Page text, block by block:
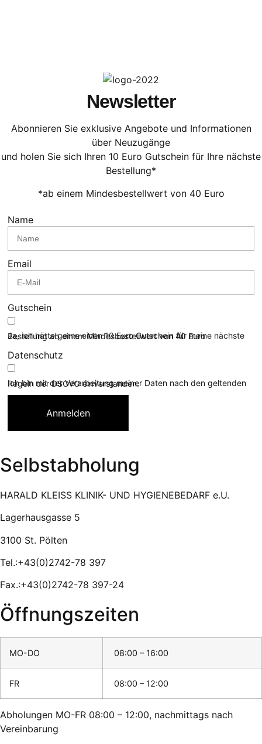
Newsletter
Abonnieren Sie exklusive Angebote und Informationen
über Neuzugänge
und holen Sie sich Ihren 10 Euro Gutschein für Ihre nächste
Bestellung*
*ab einem Mindesbestellwert von 40 Euro
Name
Email
Gutschein
Ja, ich hätte gerne einen 10 Euro Gutschein für meine nächste Bestellung ab einem Mindesbestellwert von 40 Euro
Datenschutz
Ich bin mit der Verarbeitung meiner Daten nach den geltenden Regeln der DSGVO einverstanden.
Anmelden
Selbstabholung
HARALD KLEISS KLINIK- UND HYGIENEBEDARF e.U.
Lagerhausgasse 5
3100 St. Pölten
Tel.:+43(0)2742-78 397
Fax.:+43(0)2742-78 397-24
Öffnungszeiten
MO-DO 08:00 – 16:00
FR 08:00 – 12:00
Abholungen MO-FR 08:00 – 12:00, nachmittags nach
Vereinbarung